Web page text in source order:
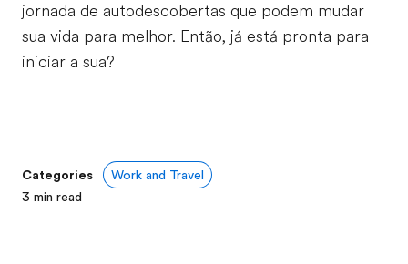
jornada de autodescobertas que podem mudar
sua vida para melhor. Então, já está pronta para
iniciar a sua?
Categories
Work and Travel
3 min read